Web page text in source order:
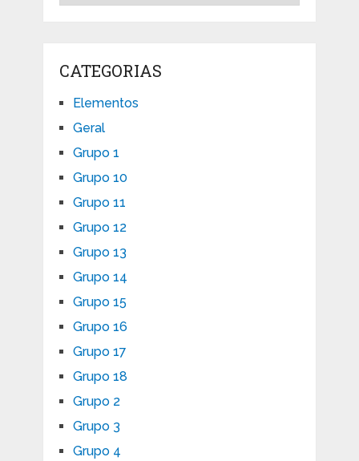
CATEGORIAS
Elementos
Geral
Grupo 1
Grupo 10
Grupo 11
Grupo 12
Grupo 13
Grupo 14
Grupo 15
Grupo 16
Grupo 17
Grupo 18
Grupo 2
Grupo 3
Grupo 4